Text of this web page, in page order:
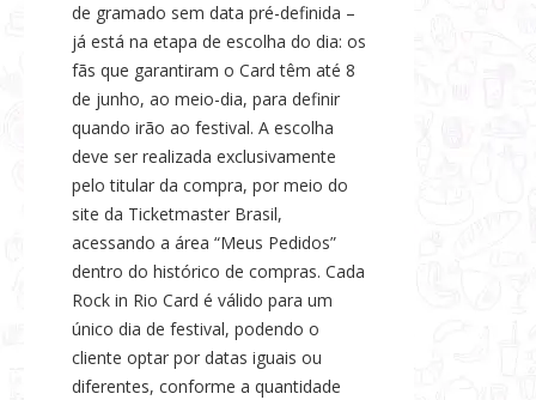
de gramado sem data pré-definida –
já está na etapa de escolha do dia: os
fãs que garantiram o Card têm até 8
de junho, ao meio-dia, para definir
quando irão ao festival. A escolha
deve ser realizada exclusivamente
pelo titular da compra, por meio do
site da Ticketmaster Brasil,
acessando a área “Meus Pedidos”
dentro do histórico de compras. Cada
Rock in Rio Card é válido para um
único dia de festival, podendo o
cliente optar por datas iguais ou
diferentes, conforme a quantidade